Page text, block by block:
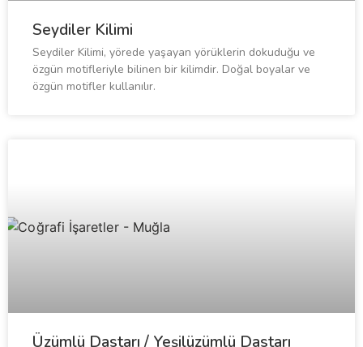
Seydiler Kilimi
Seydiler Kilimi, yörede yaşayan yörüklerin dokuduğu ve
özgün motifleriyle bilinen bir kilimdir. Doğal boyalar ve
özgün motifler kullanılır.
Üzümlü Dastarı / Yeşilüzümlü Dastarı